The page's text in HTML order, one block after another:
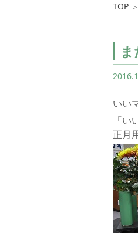
TOP ＞
いい
「
正月